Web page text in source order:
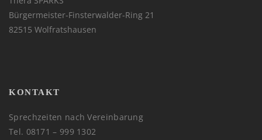
Bürgermeister-Finsterwalder-Ring 21
82515 Wolfratshausen
KONTAKT
Sprechzeiten nach Vereinbarung
Tel. 08171 – 999 1302